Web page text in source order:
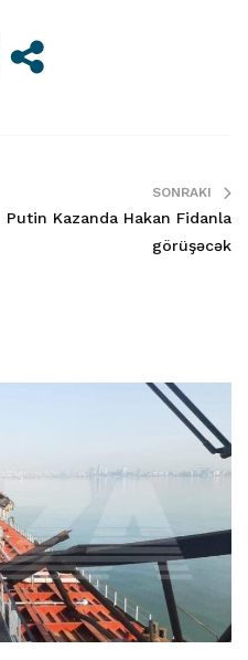
SONRAKI
Putin Kazanda Hakan Fidanla
görüşəcək